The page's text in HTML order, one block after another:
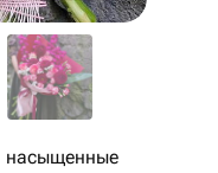
насыщенные